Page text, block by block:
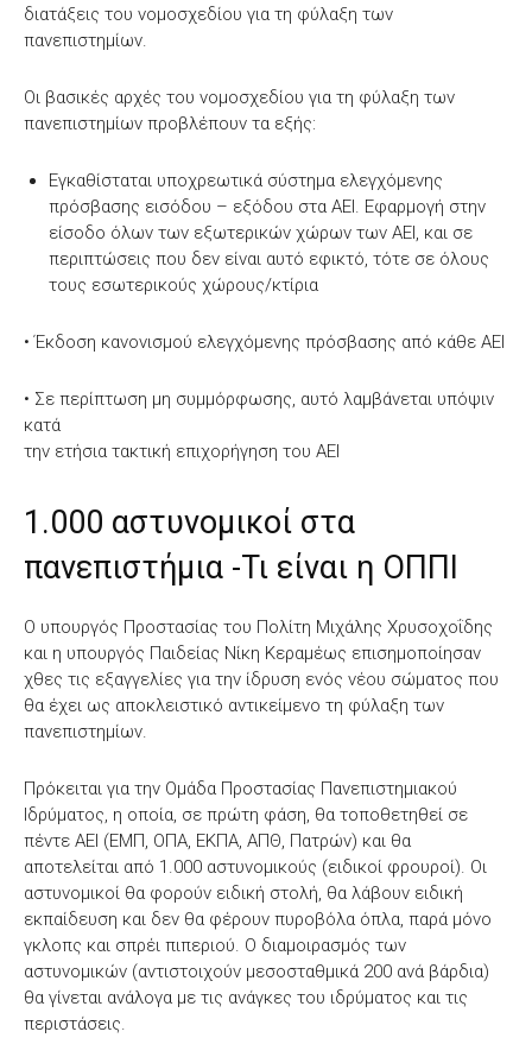
διατάξεις του νομοσχεδίου για τη φύλαξη των
πανεπιστημίων.
Οι βασικές αρχές του νομοσχεδίου για τη φύλαξη των
πανεπιστημίων προβλέπουν τα εξής:
Εγκαθίσταται υποχρεωτικά σύστημα ελεγχόμενης
πρόσβασης εισόδου – εξόδου στα ΑΕΙ. Εφαρμογή στην
είσοδο όλων των εξωτερικών χώρων των ΑΕΙ, και σε
περιπτώσεις που δεν είναι αυτό εφικτό, τότε σε όλους
τους εσωτερικούς χώρους/κτίρια
• Έκδοση κανονισμού ελεγχόμενης πρόσβασης από κάθε ΑΕΙ
• Σε περίπτωση μη συμμόρφωσης, αυτό λαμβάνεται υπόψιν
κατά
την ετήσια τακτική επιχορήγηση του ΑΕΙ
1.000 αστυνομικοί στα
πανεπιστήμια -Τι είναι η ΟΠΠΙ
Ο υπουργός Προστασίας του Πολίτη Μιχάλης Χρυσοχοΐδης
και η υπουργός Παιδείας Νίκη Κεραμέως επισημοποίησαν
χθες τις εξαγγελίες για την ίδρυση ενός νέου σώματος που
θα έχει ως αποκλειστικό αντικείμενο τη φύλαξη των
πανεπιστημίων.
Πρόκειται για την Ομάδα Προστασίας Πανεπιστημιακού
Ιδρύματος, η οποία, σε πρώτη φάση, θα τοποθετηθεί σε
πέντε ΑΕΙ (ΕΜΠ, ΟΠΑ, ΕΚΠΑ, ΑΠΘ, Πατρών) και θα
αποτελείται από 1.000 αστυνομικούς (ειδικοί φρουροί). Οι
αστυνομικοί θα φορούν ειδική στολή, θα λάβουν ειδική
εκπαίδευση και δεν θα φέρουν πυροβόλα όπλα, παρά μόνο
γκλοπς και σπρέι πιπεριού. Ο διαμοιρασμός των
αστυνομικών (αντιστοιχούν μεσοσταθμικά 200 ανά βάρδια)
θα γίνεται ανάλογα με τις ανάγκες του ιδρύματος και τις
περιστάσεις.